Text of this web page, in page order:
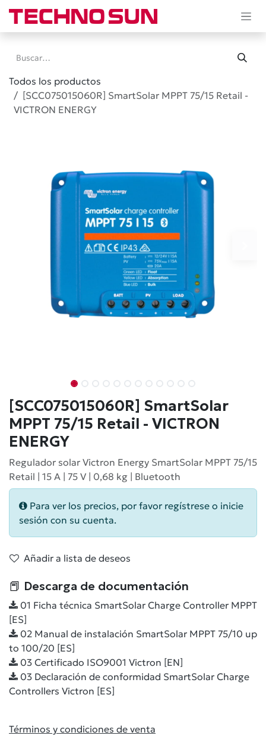
Ir al contenido
Todos los productos
[SCC075015060R] SmartSolar MPPT 75/15 Retail -
VICTRON ENERGY
[SCC075015060R] SmartSolar
MPPT 75/15 Retail - VICTRON
ENERGY
Regulador solar Victron Energy SmartSolar MPPT 75/15
Retail | 15 A | 75 V | 0,68 kg | Bluetooth
Para ver los precios, por favor regístrese o inicie
sesión con su cuenta.
Añadir a lista de deseos
📕 Descarga de documentación
01 Ficha técnica SmartSolar Charge Controller MPPT
[ES]
02 Manual de instalación SmartSolar MPPT 75/10 up
to 100/20 [ES]
03 Certificado ISO9001 Victron [EN]
03 Declaración de conformidad SmartSolar Charge
Controllers Victron [ES]
Términos y condiciones de venta